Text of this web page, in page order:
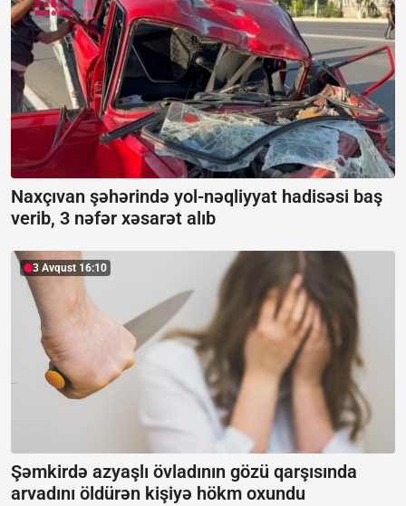
Naxçıvan şəhərində yol-nəqliyyat hadisəsi baş
verib, 3 nəfər xəsarət alıb
3 Avqust 16:10
Şəmkirdə azyaşlı övladının gözü qarşısında
arvadını öldürən kişiyə hökm oxundu